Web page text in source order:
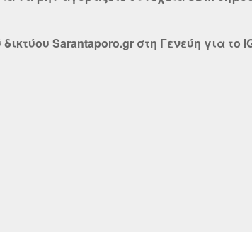
Sarantaporo.gr στη Γενεύη για το